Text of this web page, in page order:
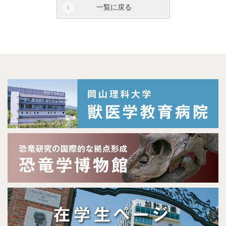
一覧に戻る